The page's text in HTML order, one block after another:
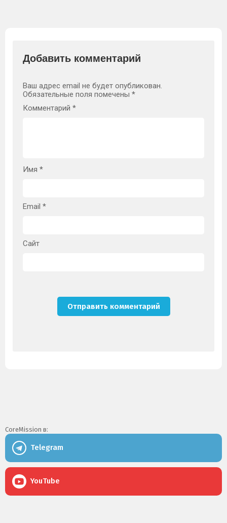
Добавить комментарий
Ваш адрес email не будет опубликован.
Обязательные поля помечены *
Комментарий *
Имя *
Email *
Сайт
CoreMission в:
Telegram
YouTube